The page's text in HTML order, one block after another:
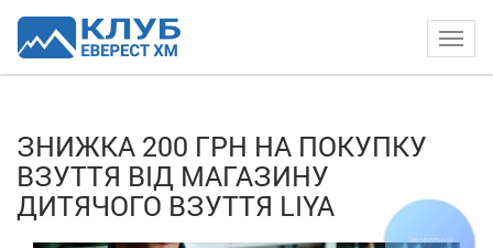
ЗНИЖКА 200 ГРН НА ПОКУПКУ
ВЗУТТЯ ВІД МАГАЗИНУ
ДИТЯЧОГО ВЗУТТЯ LIYA